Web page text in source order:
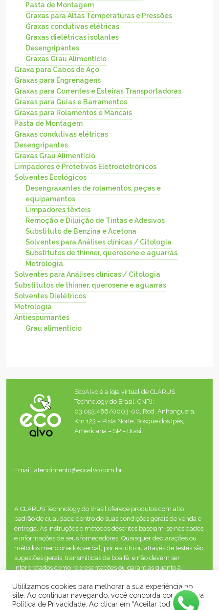
Pasta de Montagem
Graxas para Altas Temperaturas e Pressões
Graxas condutivas elétricas
Graxas dielétricas isolantes
Desengripantes
Graxas Grau Alimentício
Graxa para Cabos de Aço
Graxas para Engrenagens
Graxas para Correntes e Esteiras Transportadoras
Graxas para Guias e Barramentos
Graxas para Rolamentos e Mancais
Pasta de Montagem
Graxas condutivas elétricas
Desengripantes
Graxas Grau Alimentício
Limpadores e Protetivos Eletroeletrônicos
Solventes Ecológicos
Desengraxantes de rolamentos, peças e
equipamentos
Limpadores têxteis
Remoção e Diluição de Tintas e Adesivos
Substituto de Benzina e Acetona
Solventes para Análises clínicas / Citologia
Substitutos de thinner, querosene e aguarrás
Metrologia
Solventes para Análises clínicas / Citologia
Substitutos de thinner, querosene e aguarrás
Solventes Dielétricos
Metrologia
Antiespumantes
Grau alimentício
EcoAlvo é a loja virtual de CLARUS
Technology do Brasil. CNPJ:
03.093.486/0003-00, Rod. Anhanguera,
Km 123 – Pista Norte, Bosque dos Ipês,
Americana – SP – Brasil.
Email: atendimento@ecoalvo.com.br
A CLARUS Technology do Brasil oferece produtos com alto
padrão de qualidade dentro de suas condições gerais de venda e
entrega. As instruções e métodos descritos baseiam-se nos dados
e informações de seus fornecedores. Quaisquer declarações ou
métodos mencionados verbal, por escrito ou através de testes são
sugestões gerais, transmitidas de boa fé, e não devem ser
interpretados como representações ou garantias quanto à
direitos de propriedade de terceiros estão envolvidos.
Utililzamos cookies para melhorar a sua experiência no
site. Ao continuar navegando, você concorda com a nossa
Política de Privacidade. Ao clicar em “Aceitar todos”, você